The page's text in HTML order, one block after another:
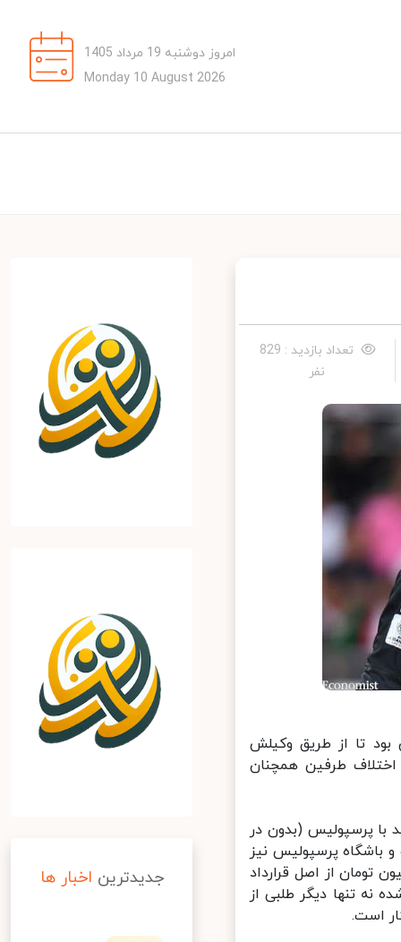
امروز دوشنبه 19 مرداد 1405
Monday 10 August 2026
تعداد بازدید : 829
نفر
تا از طریق وکیلش
طرفین همچنان
با پرسپولیس (بدون در
تومان بوده است و باشگاه پرسپولیس نیز
در ٧ بازی پایانی لیگ برتر، یک میلیارد و ٢۵ میلیون تومان از اصل قرارداد
تنها دیگر طلبی از
جدیدترین اخبار ها